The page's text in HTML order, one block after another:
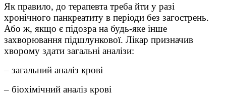
Як правило, до терапевта треба йти у разі
хронічного панкреатиту в періоди без загострень.
Або ж, якщо є підозра на будь-яке інше
захворювання підшлункової. Лікар призначив
хворому здати загальні аналізи:
– загальний аналіз крові
– біохімічний аналіз крові